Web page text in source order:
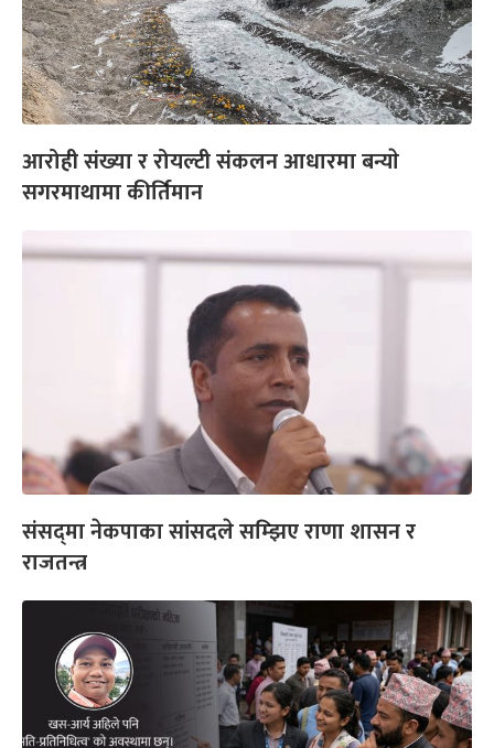
आरोही संख्या र रोयल्टी संकलन आधारमा बन्याे
सगरमाथामा कीर्तिमान
संसद्‌मा नेकपाका सांसदले सम्झिए राणा शासन र
राजतन्त्र